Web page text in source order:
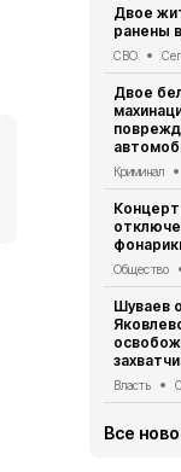
Двое
ранены
СВО
Двое
Криминал
Концерт
Общество
Шуваев
Власть
Все